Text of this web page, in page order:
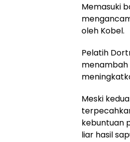
Memasuki
oleh Kobel.
Pelatih
menambah
Meski
kebuntuan
liar hasil